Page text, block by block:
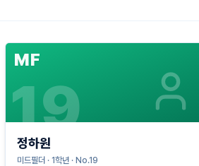
MF
19
정하원
미드필더 · 1학년 · No.19